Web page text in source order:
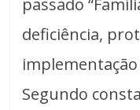
passado
deficiência,
Segundo